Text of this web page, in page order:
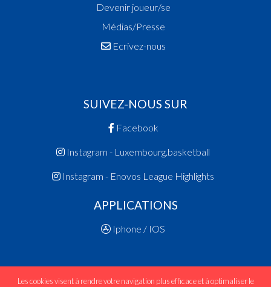
Devenir joueur/se
Médias/Presse
Ecrivez-nous
SUIVEZ-NOUS SUR
Facebook
Instagram - Luxembourg.basketball
Instagram - Enovos League Highlights
APPLICATIONS
Iphone / IOS
Les cookies visent à rendre votre navigation plus efficace et à optimaliser le